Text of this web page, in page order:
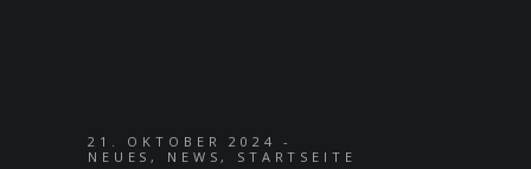
21. OKTOBER 2024
NEUES, NEWS, STARTSEITE